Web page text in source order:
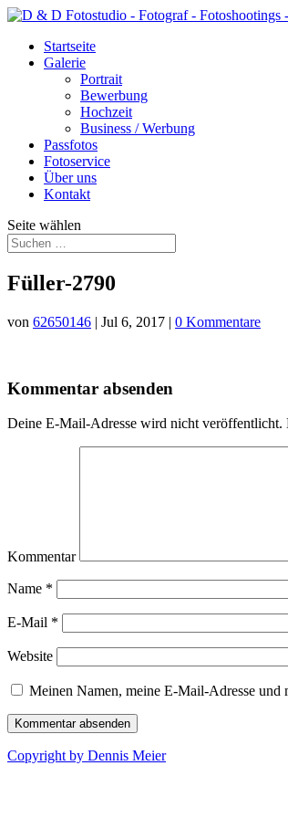
Startseite
Galerie
Portrait
Bewerbung
Hochzeit
Business / Werbung
Passfotos
Fotoservice
Über uns
Kontakt
Seite wählen
Füller-2790
von 62650146 | Jul 6, 2017 | 0 Kommentare
Kommentar absenden
Deine E-Mail-Adresse wird nicht veröffentlicht.
Kommentar
Name *
E-Mail *
Website
Meinen Namen, meine E-Mail-Adresse und
Copyright by Dennis Meier